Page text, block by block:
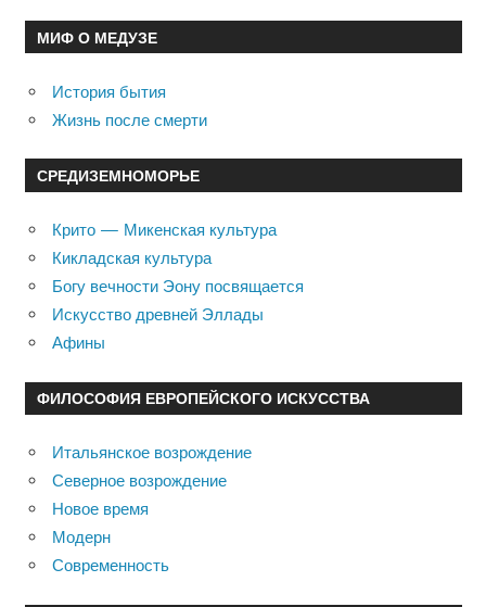
МИФ О МЕДУЗЕ
История бытия
Жизнь после смерти
СРЕДИЗЕМНОМОРЬЕ
Крито — Микенская культура
Кикладская культура
Богу вечности Эону посвящается
Искусство древней Эллады
Афины
ФИЛОСОФИЯ ЕВРОПЕЙСКОГО ИСКУССТВА
Итальянское возрождение
Северное возрождение
Новое время
Модерн
Современность